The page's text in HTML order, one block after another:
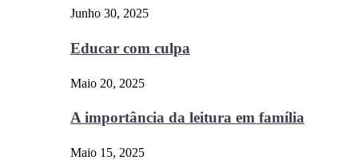
Junho 30, 2025
Educar com culpa
Maio 20, 2025
A importância da leitura em família
Maio 15, 2025